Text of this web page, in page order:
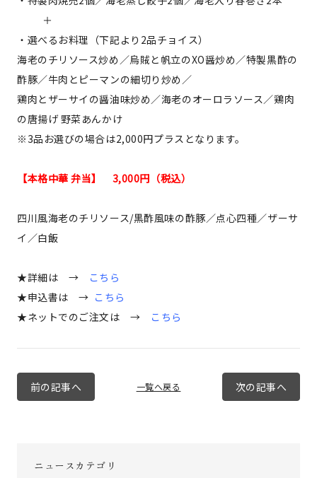
＋
・選べるお料理（下記より2品チョイス）
海老のチリソース炒め／烏賊と帆立のXO醤炒め／特製黒酢の
酢豚／牛肉とピーマンの細切り炒め／
鶏肉とザーサイの醤油味炒め／海老のオーロラソース／鶏肉
の唐揚げ 野菜あんかけ
※3品お選びの場合は2,000円プラスとなります。
【本格中華 弁当】 3,000円（税込）
四川風海老のチリソース/黒酢風味の酢豚／点心四種／ザーサ
イ／白飯
★詳細は →
こちら
★申込書は → こちら
★ネットでのご注文は → こちら
前の記事へ 一覧へ戻る 次の記事へ
ニュースカテゴリ